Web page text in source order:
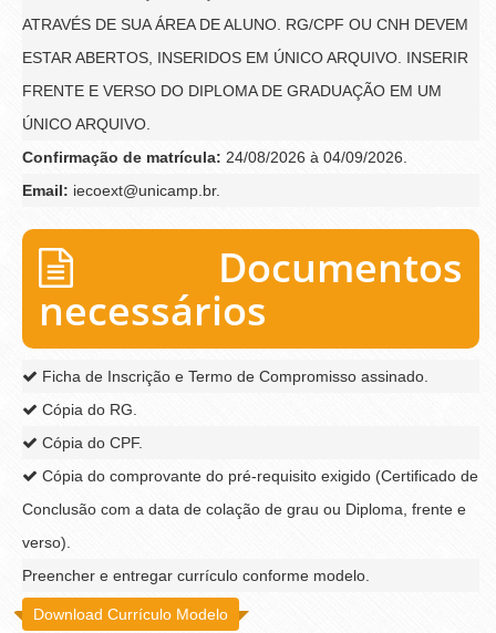
ATRAVÉS DE SUA ÁREA DE ALUNO. RG/CPF OU CNH DEVEM
ESTAR ABERTOS, INSERIDOS EM ÚNICO ARQUIVO. INSERIR
FRENTE E VERSO DO DIPLOMA DE GRADUAÇÃO EM UM
ÚNICO ARQUIVO.
Confirmação de matrícula: 24/08/2026 à 04/09/2026.
Email: iecoext@unicamp.br.
Documentos
necessários
Ficha de Inscrição e Termo de Compromisso assinado.
Cópia do RG.
Cópia do CPF.
Cópia do comprovante do pré-requisito exigido (Certificado de
Conclusão com a data de colação de grau ou Diploma, frente e
verso).
Preencher e entregar currículo conforme modelo.
Download Currículo Modelo